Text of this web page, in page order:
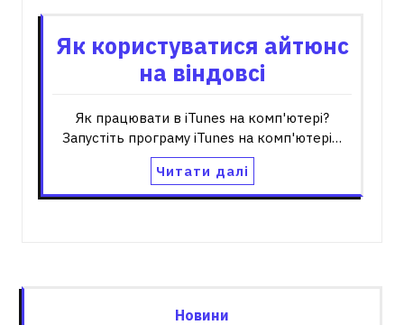
Як користуватися айтюнс
на віндовсі
Як працювати в iTunes на комп'ютері?
Запустіть програму iTunes на комп'ютері…
Читати далі
Новини